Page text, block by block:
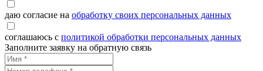
даю согласие на обработку своих персональных данных
соглашаюсь с политикой обработки персональных данных
Заполните заявку на обратную связь